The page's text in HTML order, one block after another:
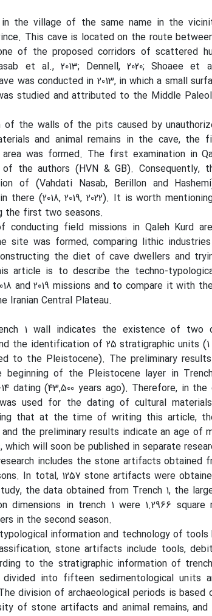
the village of the same name in the
This cave is located on the route
of the proposed corridors of scattered
et al., 2013; Dennell, 2020; Shoaee et
was conducted in 2013, in which a small
studied and attributed to the Middle
the walls of the pits caused by
and animal remains in the cave, the
was formed. The first examination in
the authors (HVN & GB). Consequently,
of (Vahdati Nasab, Berillon and
there (2018, 2019, 2022). It is worth
the first two seasons.
field missions in Qaleh Kurd
site was formed, comparing lithic
the diet of cave dwellers and
article is to describe the techno-
and 2019 missions and to compare it with
Iranian Central Plateau.
1 wall indicates the existence of two
the identification of 25 stratigraphic units
to the Pleistocene). The preliminary
of the Pleistocene layer in
dating (43,500 years ago). Therefore, in
used for the dating of cultural
that at the time of writing this article,
the preliminary results indicate an age of
will soon be published in separate
includes the stone artifacts obtained
In total, 1257 stone artifacts were
the data obtained from Trench 1, the
dimensions in trench 1 were 1.2966
in the second season.
information and technology of tools
stone artifacts include tools,
to the stratigraphic information of
into fifteen sedimentological units
division of archaeological periods is based
of stone artifacts and animal remains,